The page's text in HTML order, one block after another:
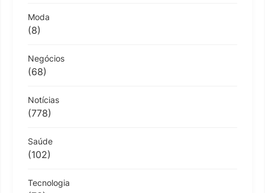
Moda
(8)
Negócios
(68)
Notícias
(778)
Saúde
(102)
Tecnologia